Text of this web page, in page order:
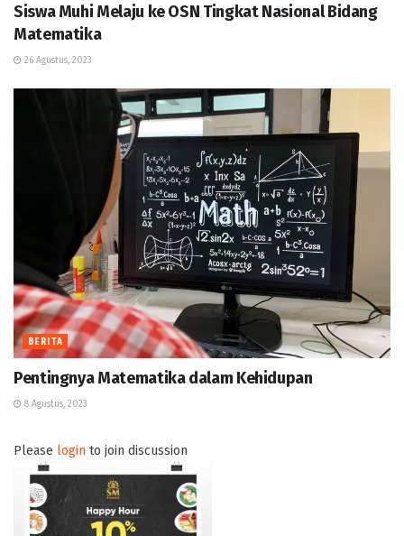
Siswa Muhi Melaju ke OSN Tingkat Nasional Bidang
Matematika
26 Agustus, 2023
BERITA
Pentingnya Matematika dalam Kehidupan
8 Agustus, 2023
Please login to join discussion